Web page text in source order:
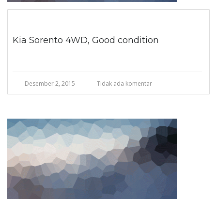
Kia Sorento 4WD, Good condition
Desember 2, 2015 Tidak ada komentar